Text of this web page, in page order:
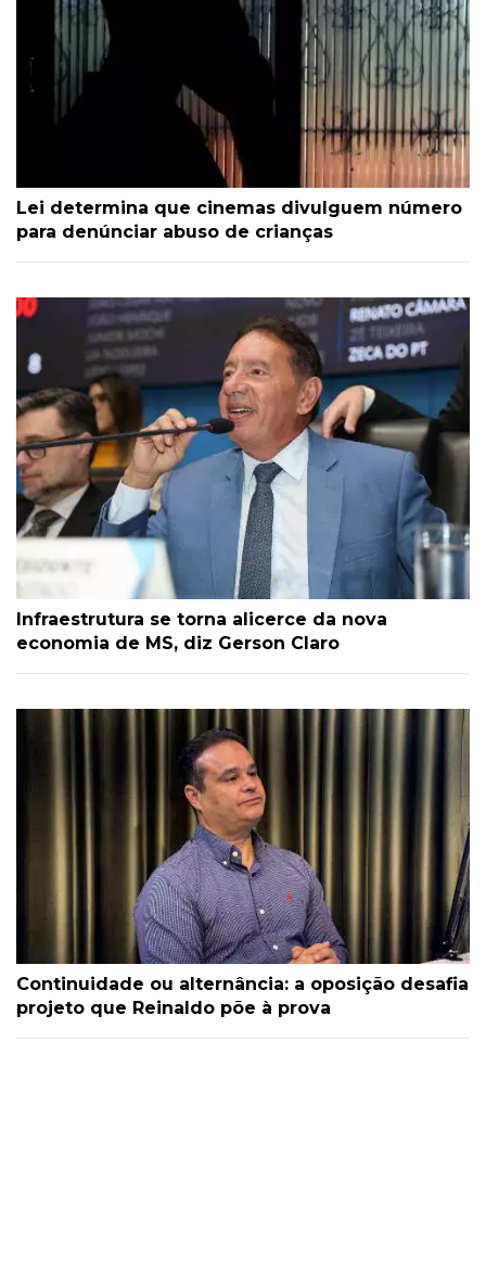
Lei determina que cinemas divulguem número
para denúnciar abuso de crianças
Infraestrutura se torna alicerce da nova
economia de MS, diz Gerson Claro
Continuidade ou alternância: a oposição desafia
projeto que Reinaldo põe à prova